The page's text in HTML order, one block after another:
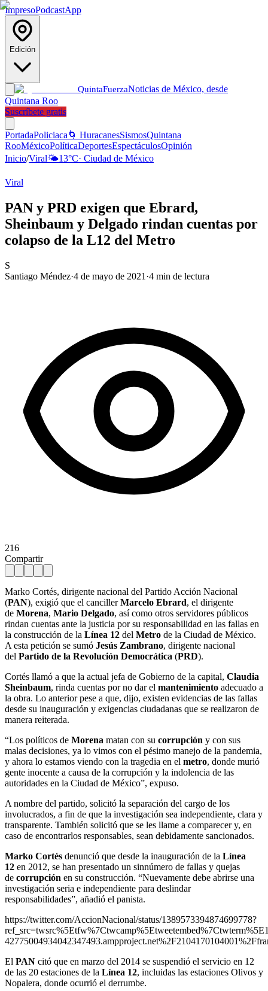
ImpresoPodcastApp
Edición
QuintaFuerzaNoticias de México, desde
Quintana Roo
Suscríbete gratis
PortadaPoliciaca 🌀 HuracanesSismosQuintana
RooMéxicoPolíticaDeportesEspectáculosOpinión
Inicio/Viral🌤️13°C· Ciudad de México
Viral
PAN y PRD exigen que Ebrard,
Sheinbaum y Delgado rindan cuentas por
colapso de la L12 del Metro
S
Santiago Méndez·4 de mayo de 2021 ·4 min de lectura
216
Compartir
Marko Cortés, dirigente nacional del Partido Acción Nacional
(PAN), exigió que el cancillerMarcelo Ebrard, el dirigente
de Morena, Mario Delgado, así como otros servidores públicos
rindan cuentas ante la justicia por su responsabilidad en las fallas en
la construcción de la Línea 12 del Metro de la Ciudad de México.
A esta petición se sumó Jesús Zambrano, dirigente nacional
del Partido de la Revolución Democrática (PRD).
Cortés llamó a que la actual jefa de Gobierno de la capital, Claudia
Sheinbaum, rinda cuentas por no dar el mantenimiento adecuado a
la obra. Lo anterior pese a que, dijo, existen evidencias de las fallas
desde su inauguración y exigencias ciudadanas que se realizaron de
manera reiterada.
“Los políticos de Morena matan con su corrupción y con sus
malas decisiones, ya lo vimos con el pésimo manejo de la pandemia,
y ahora lo estamos viendo con la tragedia en el metro, donde murió
gente inocente a causa de la corrupción y la indolencia de las
autoridades en la Ciudad de México”, expuso.
A nombre del partido, solicitó la separación del cargo de los
involucrados, a fin de que la investigación sea independiente, clara y
transparente. También solicitó que se les llame a comparecer y, en
caso de encontrarlos responsables, sean debidamente sancionados.
Marko Cortés denunció que desde la inauguración de la Línea
12 en 2012, se han presentado un sinnúmero de fallas y quejas
de corrupción en su construcción. “Nuevamente debe abrirse una
investigación seria e independiente para deslindar
responsabilidades”, añadió el panista.
https://twitter.com/AccionNacional/status/1389573394874699778?
El PAN citó que en marzo del 2014 se suspendió el servicio en 12
de las 20 estaciones de la Línea 12, incluidas las estaciones Olivos y
Nopalera, donde ocurrió el derrumbe.